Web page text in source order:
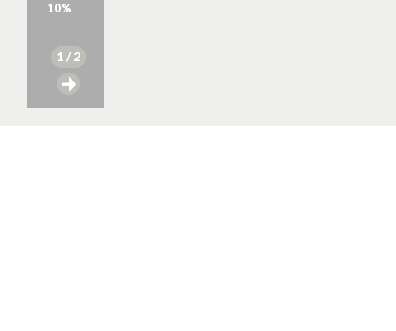
10%
1 / 2